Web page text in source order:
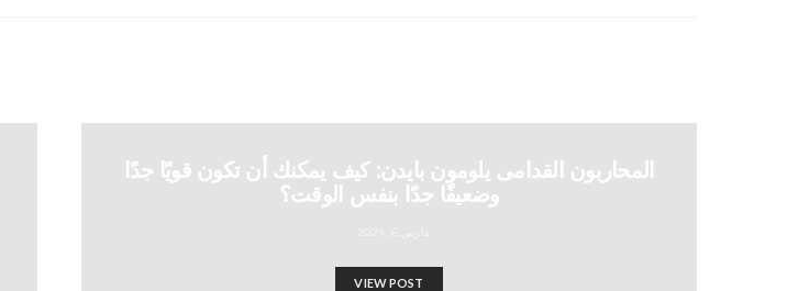
المحاربون القدامى يلومون بايدن: كيف يمكنك أن تكون قويًا جدًا
وضعيفًا جدًا بنفس الوقت؟
VIEW POST